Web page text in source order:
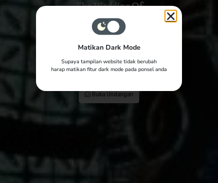
The Wedding Of
Ilmalia & Yoga
00 00
Hours
00
Minutes
00
15 | 12 | 2024
The Wedding Of
Ilmalia & Yoga
Yth. Bapak/Ibu/Saudara/i
Tamu Undangan
Buka Undangan
Matikan Dark Mode
Supaya tampilan website tidak berubah
harap matikan fitur dark mode pada ponsel anda